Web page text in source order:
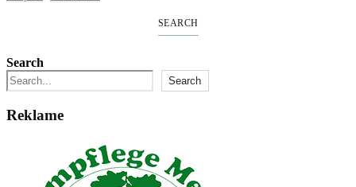
SEARCH
Search
Search
Reklame